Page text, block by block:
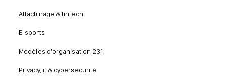
Affacturage & fintech
E-sports
Modèles d'organisation 231
Privacy, it & cybersecurité